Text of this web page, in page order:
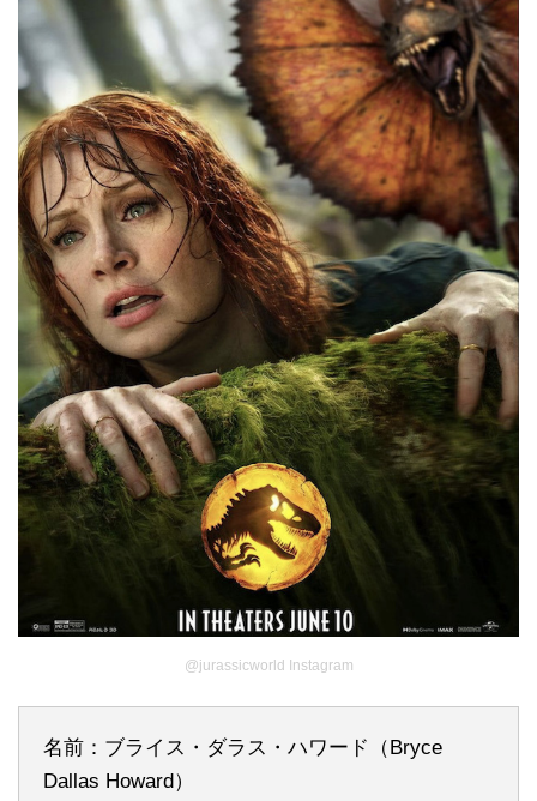
@jurassicworld Instagram
名前：ブライス・ダラス・ハワード（Bryce
Dallas Howard）